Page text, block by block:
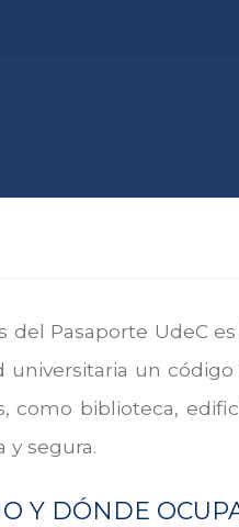
Pasaporte UdeC
un
como biblioteca,
y segura.
Y DÓNDE